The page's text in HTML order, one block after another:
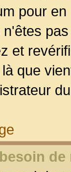
pour
et
que